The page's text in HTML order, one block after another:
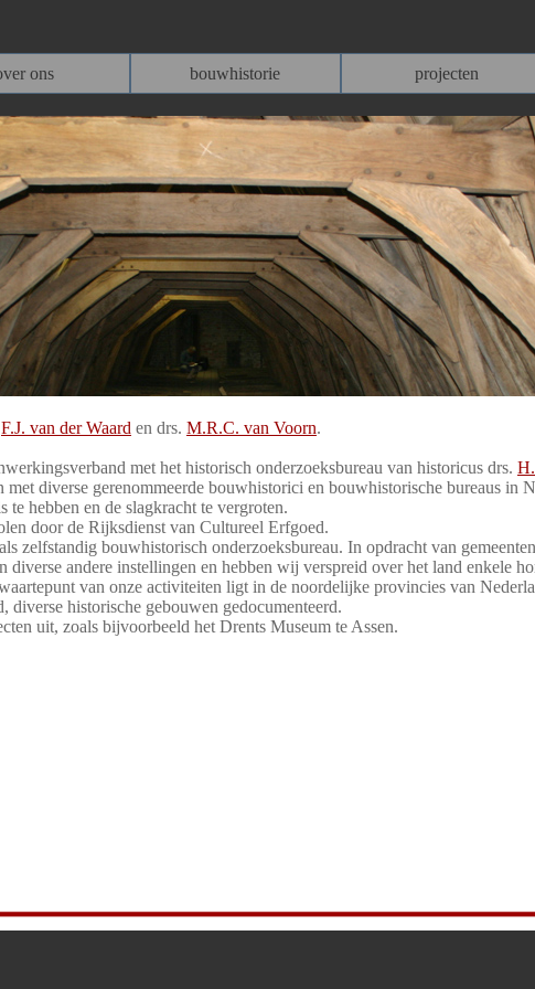
ons bouwhistorie projecten
F.J. van der Waard en drs. M.R.C. van Voorn.
met het historisch onderzoeksbureau van historicus drs.
diverse gerenommeerde bouwhistorici en bouwhistorische bureaus in
te hebben en de slagkracht te vergroten.
door de Rijksdienst van Cultureel Erfgoed.
zelfstandig bouwhistorisch onderzoeksbureau. In opdracht van
diverse andere instellingen en hebben wij verspreid over het land enkele
van onze activiteiten ligt in de noordelijke provincies van
diverse historische gebouwen gedocumenteerd.
uit, zoals bijvoorbeeld het Drents Museum te Assen.